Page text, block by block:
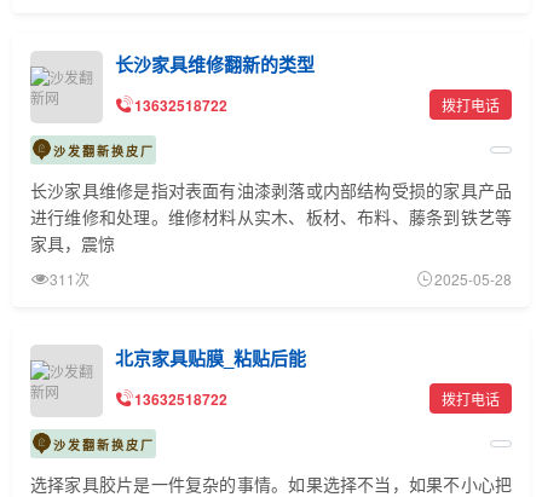
长沙家具维修翻新的类型
13632518722 拨打电话
沙发翻新换皮厂
长沙家具维修是指对表面有油漆剥落或内部结构受损的家具产品
进行维修和处理。维修材料从实木、板材、布料、藤条到铁艺等
家具，震惊
311次 2025-05-28
北京家具贴膜_粘贴后能
13632518722 拨打电话
沙发翻新换皮厂
选择家具胶片是一件复杂的事情。如果选择不当，如果不小心把